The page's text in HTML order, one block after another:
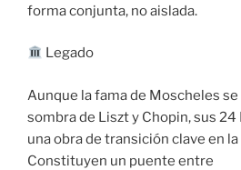
forma conjunta, no aislada.
Legado
Aunque la fama de Moscheles se
sombra de Liszt y Chopin, sus
una obra de transición clave en
Constituyen un puente entre